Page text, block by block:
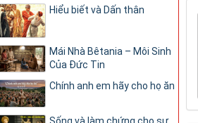
Hiểu biết và Dấn thân
Mái Nhà Bêtania – Môi Sinh
Của Đức Tin
Chính anh em hãy cho họ ăn
Sống và làm chứng cho sự